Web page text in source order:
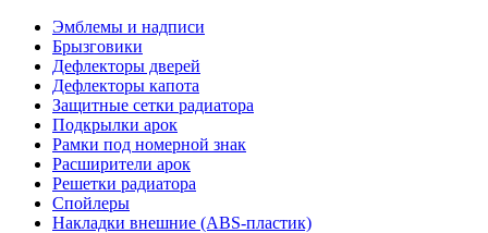
Эмблемы и надписи
Брызговики
Дефлекторы дверей
Дефлекторы капота
Защитные сетки радиатора
Подкрылки арок
Рамки под номерной знак
Расширители арок
Решетки радиатора
Спойлеры
Накладки внешние (ABS-пластик)